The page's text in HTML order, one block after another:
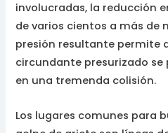
involucradas, la reducción
de varios cientos a más de
presión resultante permite
circundante presurizado se
en una tremenda colisión.
Los lugares comunes para